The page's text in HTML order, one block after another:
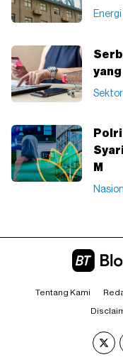
Energi
Sektor
M
Tentang Kami